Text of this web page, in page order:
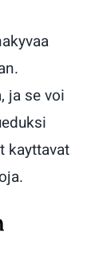
ja se voi
kayttavat